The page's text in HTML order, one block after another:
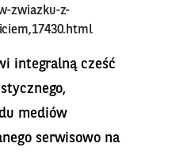
zwiazku-z-
integralną cześć
mediów
serwisowo na